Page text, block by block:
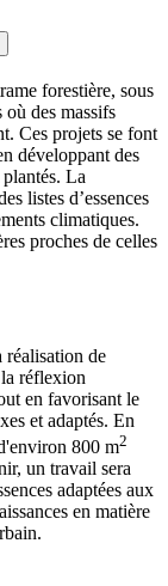
forestière, sous
des massifs
Ces projets se font
développant des
La
listes d’essences
climatiques.
proches de celles
réalisation de
réflexion
en favorisant le
et adaptés. En
800 m2
un travail sera
adaptées aux
en matière